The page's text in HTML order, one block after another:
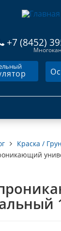
+7 (8452)
Краска /